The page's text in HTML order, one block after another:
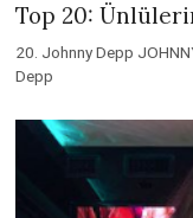
Top 20:
20. Johnny Depp
Depp